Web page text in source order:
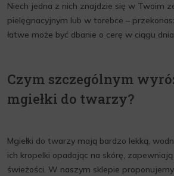
Niech jedna z nich znajdzie się w Twoim
pielęgnacyjnym lub w torebce –
łatwe może być dbanie o cerę w ciągu
Czym szczególnym
mgiełki do twarzy?
Mgiełki do twarzy mają bardzo lekką,
ich kropelki opadając na skórę,
świeżości. W naszym sklepie